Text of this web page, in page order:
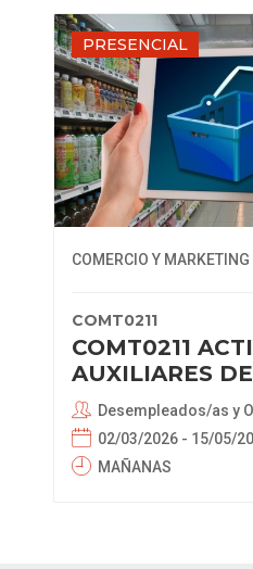
PRESENCIAL
COMERCIO Y MARKETING
COMT0211
COMT0211
AUXILIARES
Desempleados/as y
02/03/2026 - 15/05/
MAÑANAS